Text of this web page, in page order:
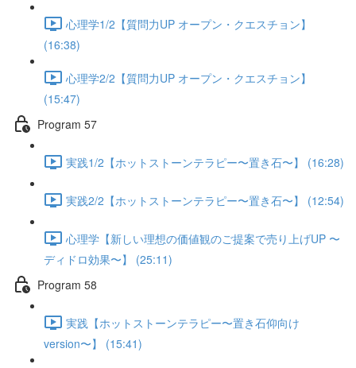
心理学1/2【質問力UP オープン・クエスチョン】
(16:38)
心理学2/2【質問力UP オープン・クエスチョン】
(15:47)
Program 57
実践1/2【ホットストーンテラピー〜置き石〜】 (16:28)
実践2/2【ホットストーンテラピー〜置き石〜】 (12:54)
心理学【新しい理想の価値観のご提案で売り上げUP 〜
ディドロ効果〜】 (25:11)
Program 58
実践【ホットストーンテラピー〜置き石仰向け
version〜】 (15:41)